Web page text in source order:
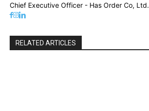
Chief Executive Officer - Has Order Co, Ltd.
RELATED ARTICLES